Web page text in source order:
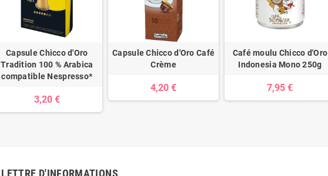
Capsule Chicco d'Oro
Tradition 100 % Arabica
compatible Nespresso*
3,20 €
Capsule Chicco d'Oro Café
Crème
4,20 €
Café moulu Chicco d'Oro
Indonesia Mono 250g
7,95 €
LETTRE D'INFORMATIONS